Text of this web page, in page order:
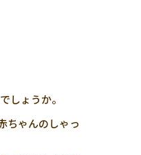
しょうか。
ちゃんのしゃっ